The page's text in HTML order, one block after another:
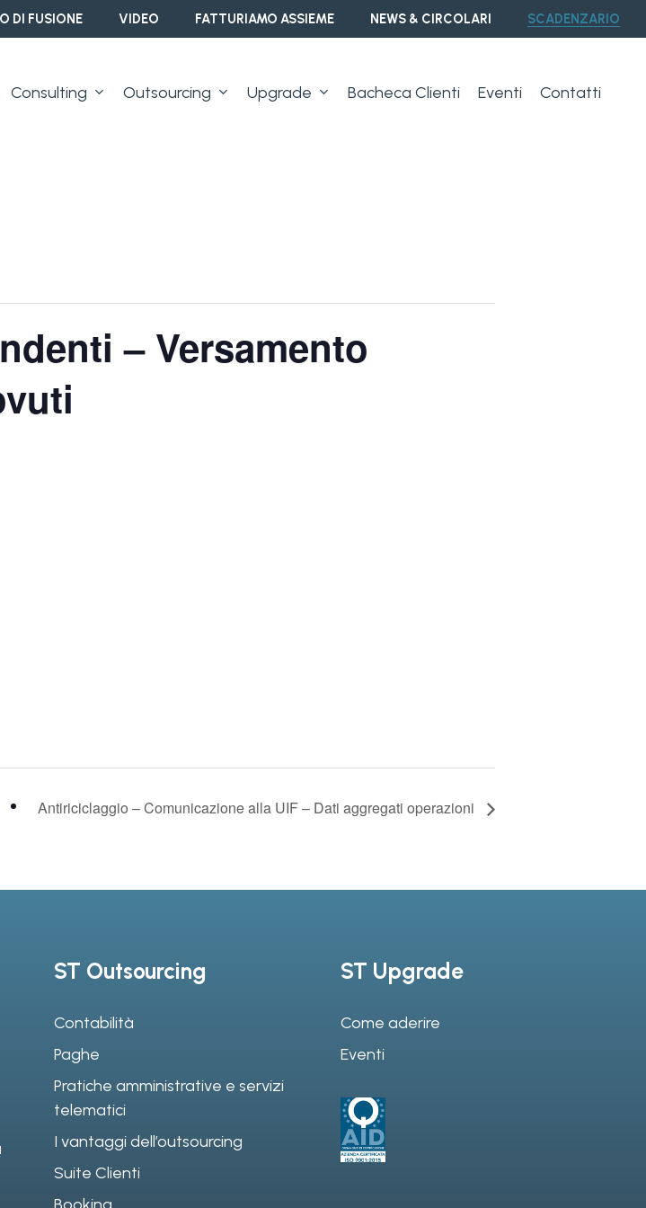
DI FUSIONE VIDEO FATTURIAMO ASSIEME NEWS & CIRCOLARI SCADENZARIO
Consulting Outsourcing Upgrade Bacheca Clienti Eventi Contatti
– Versamento
Antiriciclaggio – Comunicazione alla UIF – Dati aggregati operazioni
ST Outsourcing
Contabilità
Paghe
Pratiche amministrative e servizi
telematici
I vantaggi dell’outsourcing
Suite Clienti
ST Upgrade
Come aderire
Eventi